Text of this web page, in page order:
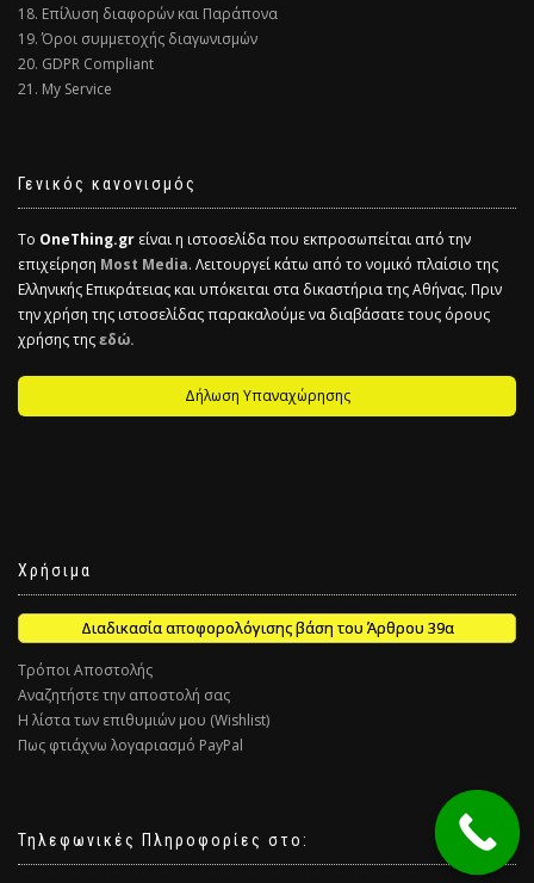
18. Επίλυση διαφορών και Παράπονα
19. Όροι συμμετοχής διαγωνισμών
20. GDPR Compliant
21. My Service
Γενικός κανονισμός
Το OneThing.gr είναι η ιστοσελίδα που εκπροσωπείται από την
επιχείρηση Most Media. Λειτουργεί κάτω από το νομικό πλαίσιο της
Ελληνικής Επικράτειας και υπόκειται στα δικαστήρια της Αθήνας. Πριν
την χρήση της ιστοσελίδας παρακαλούμε να διαβάσατε τους όρους
χρήσης τηςεδώ.
Δήλωση Υπαναχώρησης
Χρήσιμα
Διαδικασία αποφορολόγισης βάση του Άρθρου 39α
Τρόποι Αποστολής
Αναζητήστε την αποστολή σας
Η λίστα των επιθυμιών μου (Wishlist)
Πως φτιάχνω λογαριασμό PayPal
Τηλεφωνικές Πληροφορίες στο: